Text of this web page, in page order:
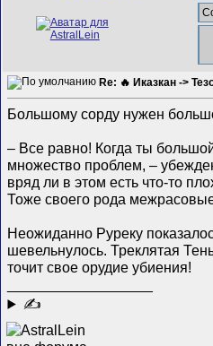
Re: 🔥 Иказкан ->
Большому сорду нужен
– Все равно! Когда ты
множество проблем, –
вряд ли в этом есть что-то
Тоже своего рода
Неожиданно Руреку
шевельнулось. Треклятая
точит свое орудие убиения!
✍